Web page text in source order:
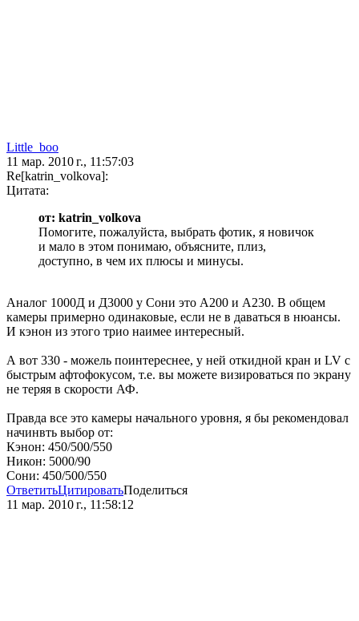
Little_boo
11 мар. 2010 г., 11:57:03
Re[katrin_volkova]:
Цитата:
от: katrin_volkova
Помогите, пожалуйста, выбрать фотик, я новичок
и мало в этом понимаю, объясните, плиз,
доступно, в чем их плюсы и минусы.
Аналог 1000Д и Д3000 у Сони это А200 и А230. В общем
камеры примерно одинаковые, если не в даваться в нюансы.
И кэнон из этого трио наимее интересный.
А вот 330 - можель поинтереснее, у ней откидной кран и LV с
быстрым афтофокусом, т.е. вы можете визироваться по экрану
не теряя в скорости АФ.
Правда все это камеры начального уровня, я бы рекомендовал
начинвть выбор от:
Кэнон: 450/500/550
Никон: 5000/90
Сони: 450/500/550
ОтветитьЦитироватьПоделиться
11 мар. 2010 г., 11:58:12